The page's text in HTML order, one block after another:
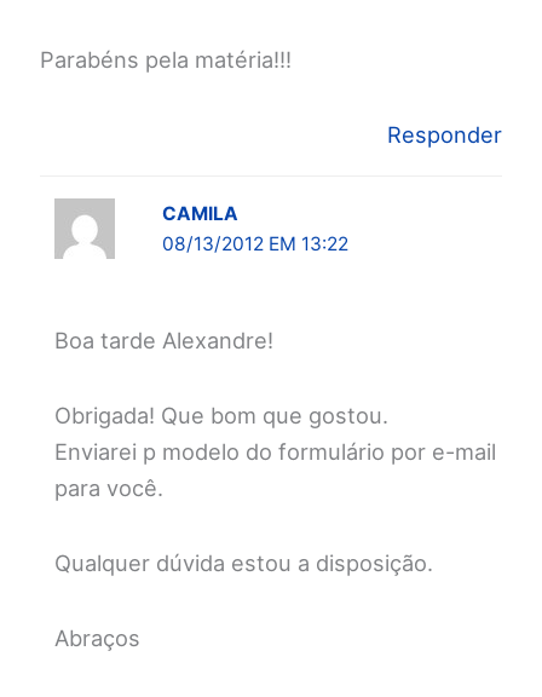
Parabéns pela matéria!!!
Responder
CAMILA
08/13/2012 EM 13:22
Boa tarde Alexandre!
Obrigada! Que bom que gostou.
Enviarei p modelo do formulário por e-mail
para você.
Qualquer dúvida estou a disposição.
Abraços